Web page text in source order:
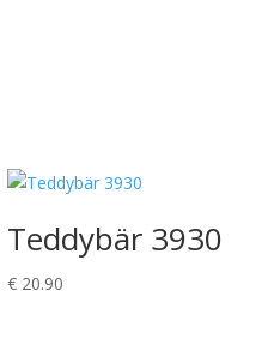
Teddybär 3930
€20.90